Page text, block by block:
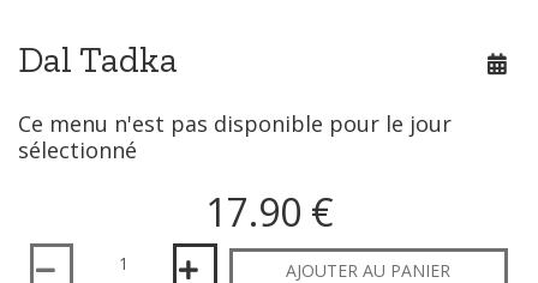
Dal Tadka
Ce menu n'est pas disponible pour le jour
sélectionné
17.90 €
Quantité
AJOUTER AU PANIER